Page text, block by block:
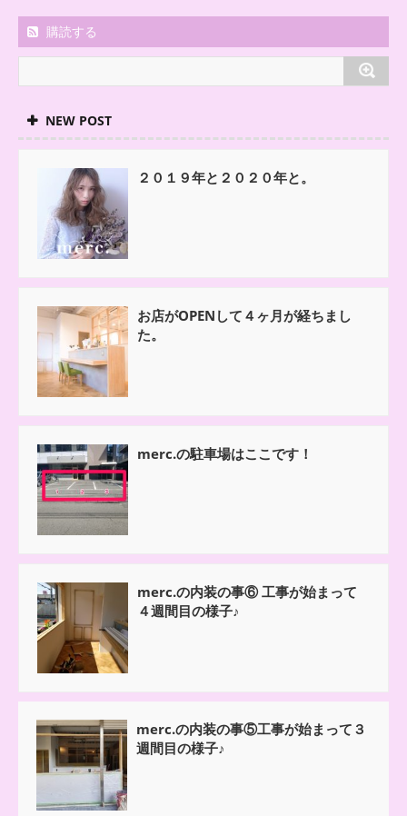
購読する
NEW POST
２０１９年と２０２０年と。
お店がOPENして４ヶ月が経ちまし
た。
merc.の駐車場はここです！
merc.の内装の事⑥ 工事が始まって
４週間目の様子♪
merc.の内装の事⑤工事が始まって３
週間目の様子♪